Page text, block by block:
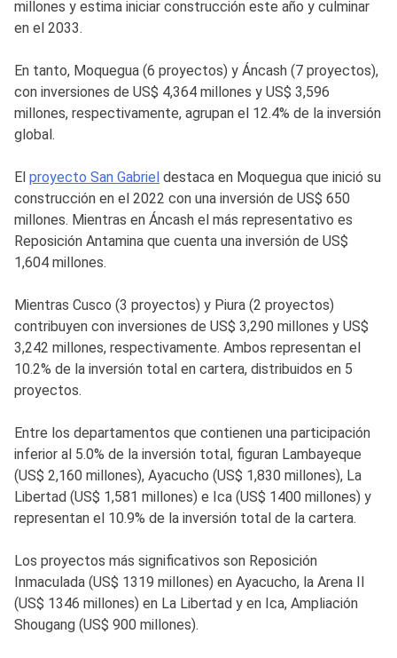
millones y estima iniciar construcción este año y culminar
en el 2033.
En tanto, Moquegua (6 proyectos) y Áncash (7 proyectos),
con inversiones de US$ 4,364 millones y US$ 3,596
millones, respectivamente, agrupan el 12.4% de la inversión
global.
El proyecto San Gabriel destaca en Moquegua que inició su
construcción en el 2022 con una inversión de US$ 650
millones. Mientras en Áncash el más representativo es
Reposición Antamina que cuenta una inversión de US$
1,604 millones.
Mientras Cusco (3 proyectos) y Piura (2 proyectos)
contribuyen con inversiones de US$ 3,290 millones y US$
3,242 millones, respectivamente. Ambos representan el
10.2% de la inversión total en cartera, distribuidos en 5
proyectos.
Entre los departamentos que contienen una participación
inferior al 5.0% de la inversión total, figuran Lambayeque
(US$ 2,160 millones), Ayacucho (US$ 1,830 millones), La
Libertad (US$ 1,581 millones) e Ica (US$ 1400 millones) y
representan el 10.9% de la inversión total de la cartera.
Los proyectos más significativos son Reposición
Inmaculada (US$ 1319 millones) en Ayacucho, la Arena II
(US$ 1346 millones) en La Libertad y en Ica, Ampliación
Shougang (US$ 900 millones).